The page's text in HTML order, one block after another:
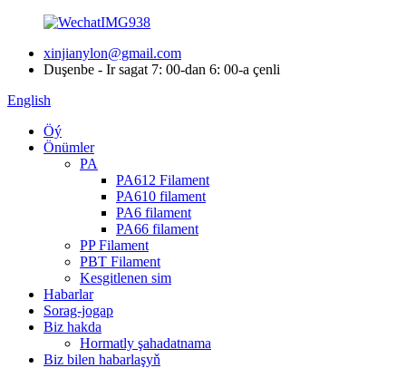
xinjianylon@gmail.com
Duşenbe - Ir sagat 7: 00-dan 6: 00-a çenli
English
Öý
Önümler
PA
PA612 Filament
PA610 filament
PA6 filament
PA66 filament
PP Filament
PBT Filament
Kesgitlenen sim
Habarlar
Sorag-jogap
Biz hakda
Hormatly şahadatnama
Biz bilen habarlaşyň